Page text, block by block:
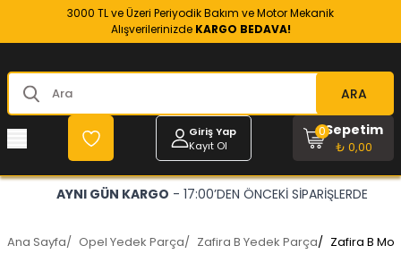
3000 TL ve Üzeri Periyodik Bakım ve Motor Mekanik
Alışverilerinizde KARGO BEDAVA!
ARA
Giriş Yap
Kayıt Ol
Sepetim
₺ 0,00
0
OPEL VE CHEVROLET- RESMİ YEDEK PARÇACINIZ
Ana Sayfa/ Opel Yedek Parça/ Zafira B Yedek Parça/ Zafira B